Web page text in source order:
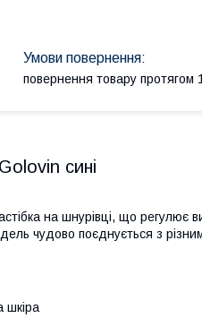
повернення товару протягом
сині
на шнурівці, що регулює
чудово поєднується з
шкіра